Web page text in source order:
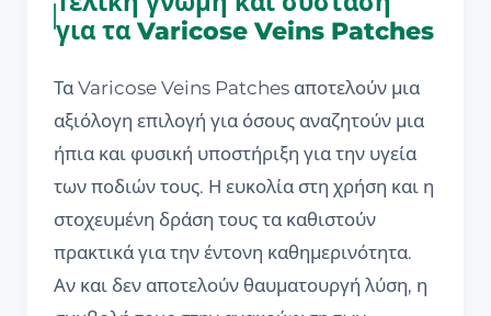
για τα Varicose Veins Patches
Τα Varicose Veins Patches αποτελούν μια
αξιόλογη επιλογή για όσους αναζητούν μια
ήπια και φυσική υποστήριξη για την υγεία
των ποδιών τους. Η ευκολία στη χρήση και η
στοχευμένη δράση τους τα καθιστούν
πρακτικά για την έντονη καθημερινότητα.
Αν και δεν αποτελούν θαυματουργή λύση, η